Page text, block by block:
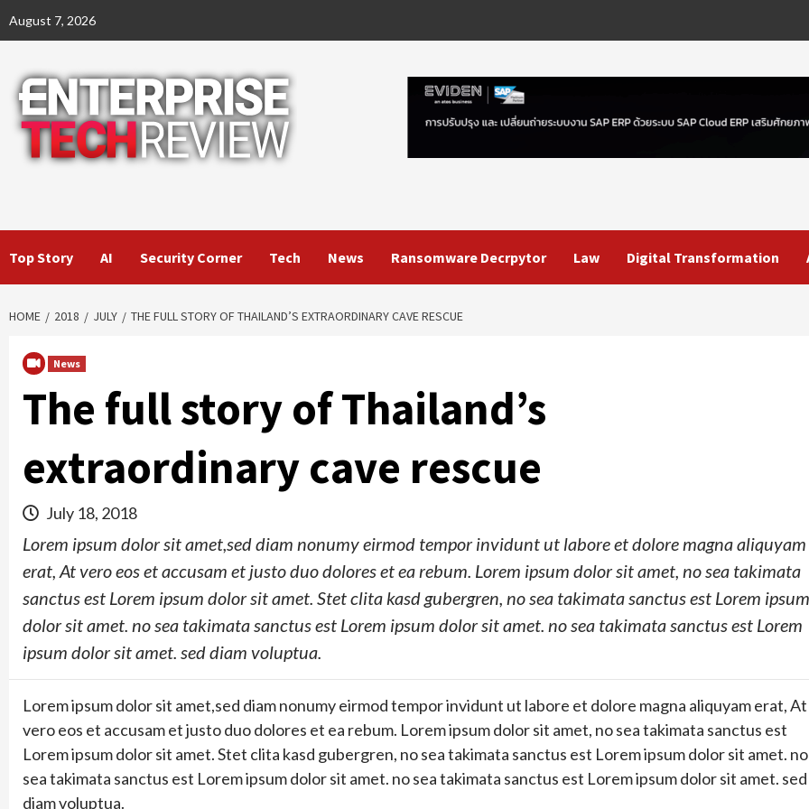
August 7, 2026
Top Story AI Security Corner Tech News Ransomware Decrpytor Law Digital Transformation
HOME 2018 JULY THE FULL STORY OF THAILAND’S EXTRAORDINARY CAVE RESCUE
News
The full story of Thailand’s
extraordinary cave rescue
July 18, 2018
Lorem ipsum dolor sit amet,sed diam nonumy eirmod tempor invidunt ut labore et dolore magna aliquyam
erat, At vero eos et accusam et justo duo dolores et ea rebum. Lorem ipsum dolor sit amet, no sea takimata
sanctus est Lorem ipsum dolor sit amet. Stet clita kasd gubergren, no sea takimata sanctus est Lorem ipsum
dolor sit amet. no sea takimata sanctus est Lorem ipsum dolor sit amet. no sea takimata sanctus est Lorem
ipsum dolor sit amet. sed diam voluptua.
Lorem ipsum dolor sit amet,sed diam nonumy eirmod tempor invidunt ut labore et dolore magna aliquyam erat, At
vero eos et accusam et justo duo dolores et ea rebum. Lorem ipsum dolor sit amet, no sea takimata sanctus est
Lorem ipsum dolor sit amet. Stet clita kasd gubergren, no sea takimata sanctus est Lorem ipsum dolor sit amet. no
sea takimata sanctus est Lorem ipsum dolor sit amet. no sea takimata sanctus est Lorem ipsum dolor sit amet. sed
diam voluptua.